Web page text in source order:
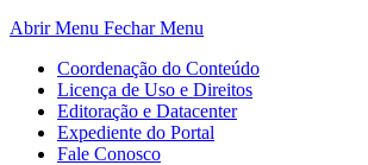
Abrir Menu Fechar Menu
Coordenação do Conteúdo
Licença de Uso e Direitos
Editoração e Datacenter
Expediente do Portal
Fale Conosco